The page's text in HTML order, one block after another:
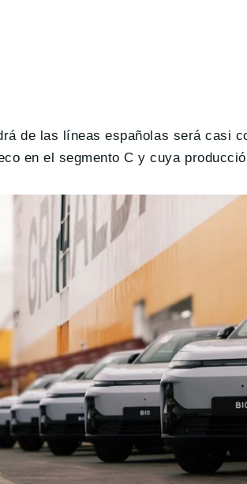
de las líneas españolas será casi
en el segmento C y cuya